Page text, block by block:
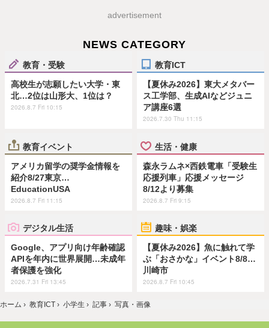
advertisement
NEWS CATEGORY
教育・受験
高校生が志願したい大学・東
北…2位は山形大、1位は？
2026.8.7 Fri 10:15
教育ICT
【夏休み2026】東大メタバー
ス工学部、生成AIなどジュニ
ア講座6選
2026.7.30 Thu 11:15
教育イベント
アメリカ留学の奨学金情報を
紹介8/27東京…
EducationUSA
2026.8.7 Fri 11:15
生活・健康
森永ラムネ×西鉄電車「受験生
応援列車」応援メッセージ
8/12より募集
2026.8.7 Fri 9:15
デジタル生活
Google、アプリ向け年齢確認
APIを年内に世界展開…未成年
者保護を強化
2026.7.31 Fri 13:45
趣味・娯楽
【夏休み2026】魚に触れて学
ぶ「おさかな」イベント8/8…
川崎市
2026.8.7 Fri 10:45
ホーム › 教育ICT › 小学生 › 記事 › 写真・画像